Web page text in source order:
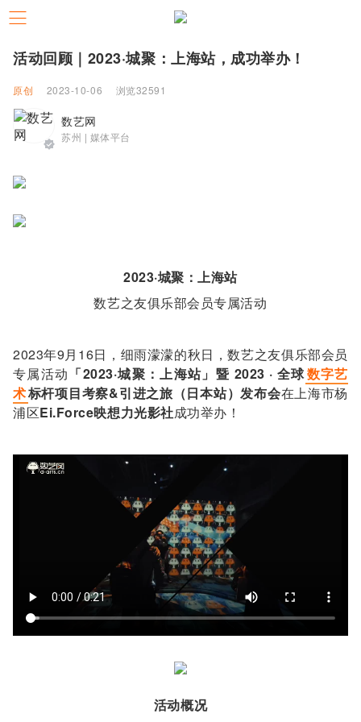
活动回顾｜2023·城聚：上海站，成功举办！
原创 2023-10-06 浏览32591
数艺网
苏州 | 媒体平台
2023·城聚：上海站
数艺之友俱乐部会员专属活动
2023年9月16日，细雨濛濛的秋日，数艺之友俱乐部会员
专属活动 「2023·城聚：上海站」 暨 2023 · 全球数字艺
术标杆项目考察&引进之旅（日本站）发布会在上海市杨
浦区Ei.Force映想力光影社成功举办！
活动概况